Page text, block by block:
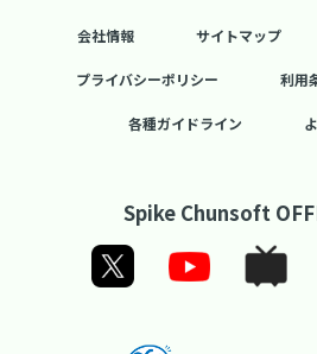
会社情報 サイトマップ
プライバシーポリシー 利用
各種ガイドライン
Spike Chunsoft